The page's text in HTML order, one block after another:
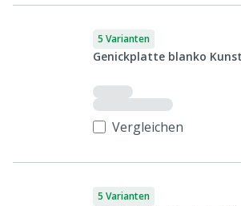
5 Varianten
Genickplatte blanko
Vergleichen
5 Varianten